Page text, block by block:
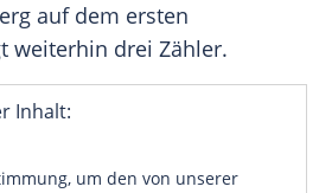
auf dem ersten
weiterhin drei Zähler.
Inhalt:
um den von unserer